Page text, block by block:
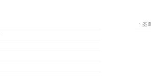
ㆍ조